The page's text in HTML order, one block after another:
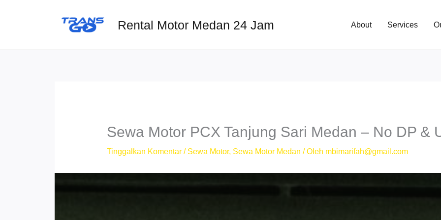
Rental Motor Medan 24 Jam About Services
Sewa Motor PCX Tanjung Sari Medan – No DP &
Tinggalkan Komentar / Sewa Motor, Sewa Motor Medan / Oleh mbimarifah@gmail.com